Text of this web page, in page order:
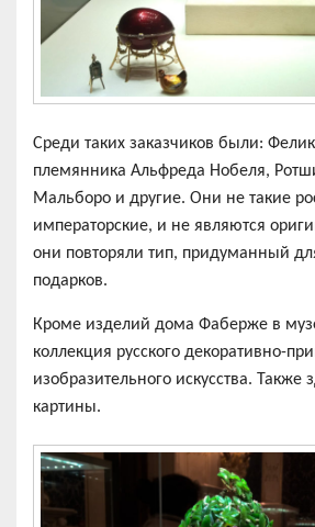
Среди таких заказчиков были:
племянника Альфреда Нобеля,
Мальборо и другие. Они не такие
императорские, и не являются
они повторяли тип, придуманный
подарков.
Кроме изделий дома Фаберже в
коллекция русского декоративно-
изобразительного искусства. Также
картины.